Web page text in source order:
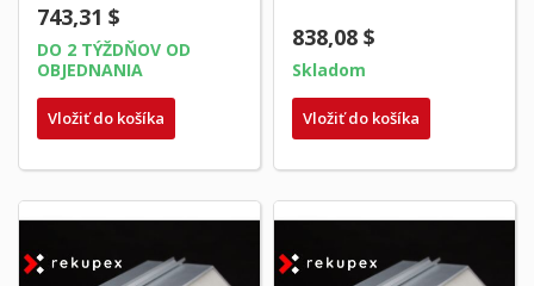
743,31 $
DO 2 TÝŽDŇOV OD
OBJEDNANIA
Vložiť do košíka
838,08 $
Skladom
Vložiť do košíka